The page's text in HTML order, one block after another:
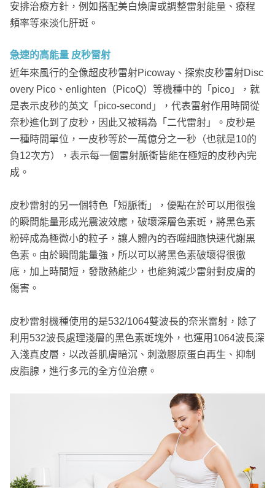
安排治療方針，例如搭配美白煥膚或調整雷射能量、療程
頻率等來淡化肝斑。
急速的高能量 皮秒雷射
近年來風行的全像超皮秒雷射Picoway、探索皮秒雷射Disc
overy Pico、enlighten（PicoQ）等機種中的「pico」，就
是表示皮秒的英文「pico-second」，代表雷射作用時間從
奈秒進化到了皮秒，因此又被稱為「二代雷射」。皮秒是
一種時間單位，一皮秒等於一萬億分之一秒（也就是10的
負12次方），表示每一個雷射脈衝皆能在極短的皮秒內完
成。
皮秒雷射的另一個特色「短脈衝」，優點在於可以用很強
的瞬間能量形成光震波效應，破壞深層色素斑，將黑色素
粉碎成為極微小的粒子，讓人體內的吞噬細胞快速代謝黑
色素。由於瞬間能量強，所以可以將黑色素破壞得很徹
底，加上時間短，發散熱能少，也能夠減少雷射對皮膚的
傷害。
皮秒雷射機種使用的是532/1064雙波長的奈米雷射，除了
利用532波長處理淺層的黑色素斑塊外，也運用1064波長深
入淺真皮層，以改善肌膚暗沉、刺激膠原蛋白再生、抑制
皮脂腺，進行多元的全方位治療。